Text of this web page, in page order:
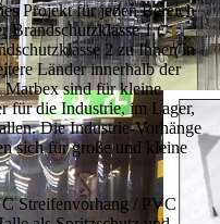
Projekt für jeden Bereich
Brandschutzklasse 1 (
2 zu Ihnen in
Länder innerhalb der
sind für kleine
für die Industrie, im Lager,
Die Industrie-Vorhänge
sich für große und kleine
Streifenvorhang / PVC